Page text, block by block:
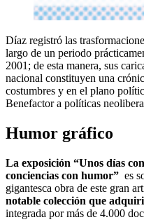
Díaz registró las
largo de un periodo
2001; de esta manera, sus
nacional constituyen una
costumbres y en el plano
Benefactor a políticas
Humor gráfico
La exposición “Unos días
conciencias con humor” es
gigantesca obra de este gran
notable colección que
integrada por más de 4.000